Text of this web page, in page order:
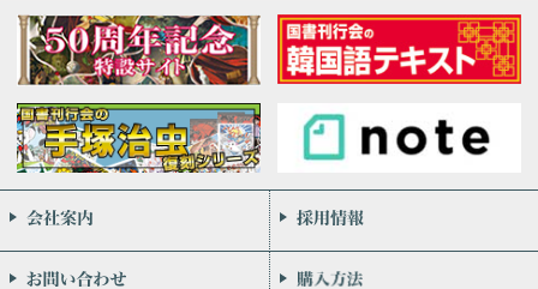
会社案内
お問い合わせ